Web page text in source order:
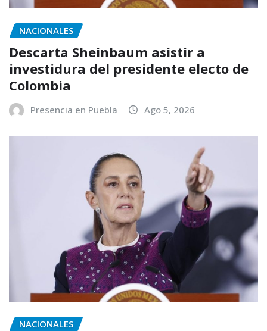
NACIONALES
Descarta Sheinbaum asistir a
investidura del presidente electo de
Colombia
Presencia en Puebla Ago 5, 2026
NACIONALES